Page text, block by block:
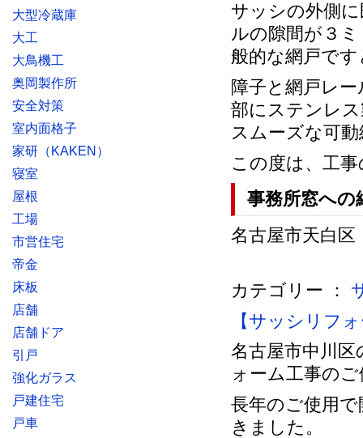
サッシの外側
ルの隙間が３
般的な網戸で
障子と網戸レ
部にステンレ
スムーズな可
この度は、工
事務所窓へ
名古屋市天白
カテゴリー ：
【サッシリフ
名古屋市中川
ォーム工事の
長年のご使用
きました。
大型冷蔵庫
大工
大鳥機工
奥岡製作所
安全対策
室内面格子
家研（KAKEN）
寝室
屋根
工場
市営住宅
帝金
床板
店舗
店舗ドア
引戸
強化ガラス
戸建住宅
戸車